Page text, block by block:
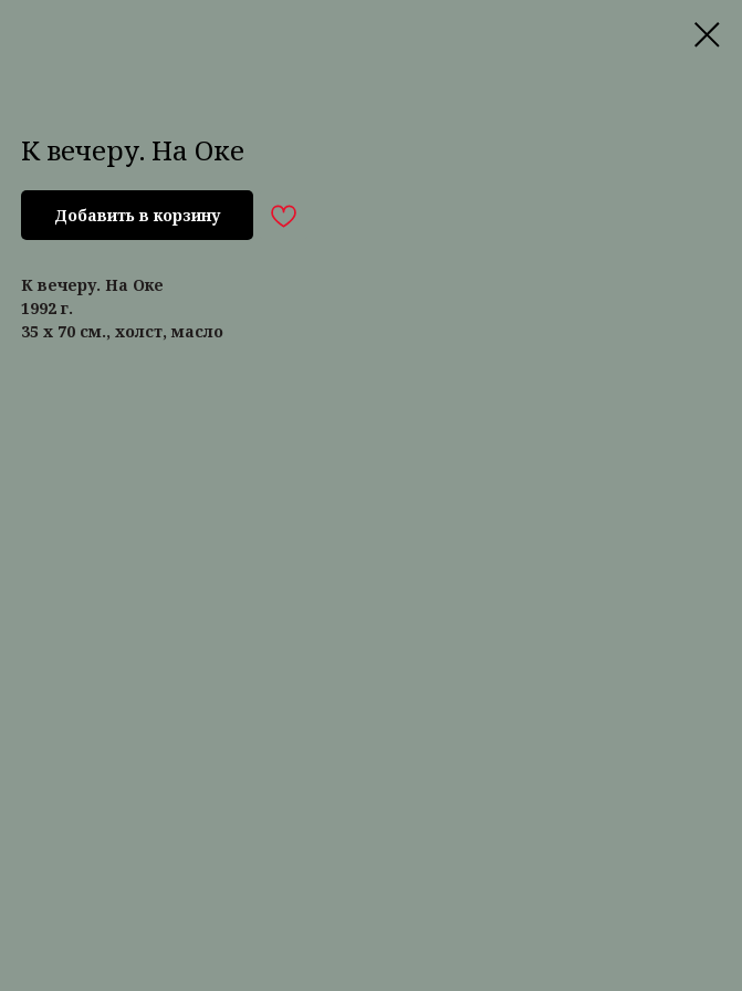
К вечеру. На Оке
Добавить в корзину
К вечеру. На Оке
1992 г.
35 х 70 см., холст, масло